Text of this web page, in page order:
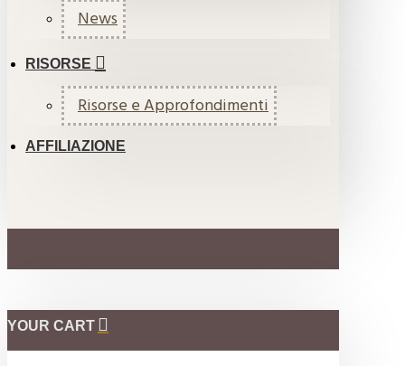
News
RISORSE
Risorse e Approfondimenti
AFFILIAZIONE
YOUR CART